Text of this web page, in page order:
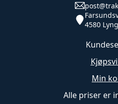
4580
Min
Alle priser er